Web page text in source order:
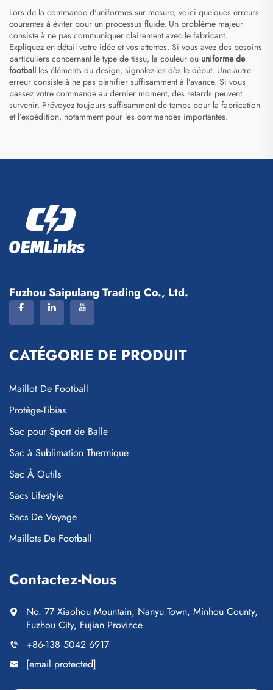
Lors de la commande d'uniformes sur mesure, voici quelques erreurs
courantes à éviter pour un processus fluide. Un problème majeur
consiste à ne pas communiquer clairement avec le fabricant.
Expliquez en détail votre idée et vos attentes. Si vous avez des besoins
particuliers concernant le type de tissu, la couleur ou uniforme de
football les éléments du design, signalez-les dès le début. Une autre
erreur consiste à ne pas planifier suffisamment à l’avance. Si vous
passez votre commande au dernier moment, des retards peuvent
survenir. Prévoyez toujours suffisamment de temps pour la fabrication
et l’expédition, notamment pour les commandes importantes.
Fuzhou Saipulang Trading Co., Ltd.
CATÉGORIE DE PRODUIT
Maillot De Football
Protège-Tibias
Sac pour Sport de Balle
Sac à Sublimation Thermique
Sac À Outils
Sacs Lifestyle
Sacs De Voyage
Maillots De Football
Contactez-Nous
No. 77 Xiaohou Mountain, Nanyu Town, Minhou County,
Fuzhou City, Fujian Province
+86-138 5042 6917
[email protected]